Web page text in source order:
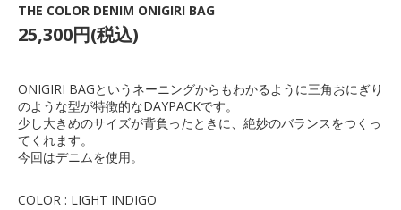
THE COLOR DENIM ONIGIRI BAG
25,300円(税込)
ONIGIRI BAGというネーニングからもわかるように三角おにぎり
のような型が特徴的なDAYPACKです。
少し大きめのサイズが背負ったときに、絶妙のバランスをつくっ
てくれます。
今回はデニムを使用。
COLOR : LIGHT INDIGO